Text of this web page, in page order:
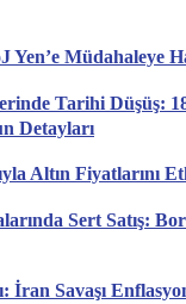
Yen’e Müdahaleye
Tarihi Düşüş:
Detayları
Altın Fiyatlarını
Sert Satış:
İran Savaşı